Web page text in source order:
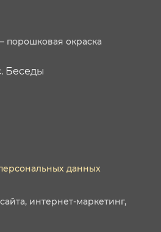
порошковая окраска
Беседы
данных
, интернет-маркетинг,